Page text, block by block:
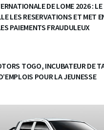
DE LOME 2026 : LE
LES RESERVATIONS ET MET
PAIEMENTS FRAUDULEUX
TOGO, INCUBATEUR DE
POUR LA JEUNESSE